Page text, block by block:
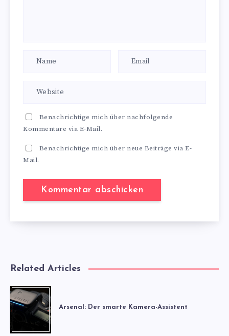
Benachrichtige mich über nachfolgende
Kommentare via E-Mail.
Benachrichtige mich über neue Beiträge via E-
Mail.
Related Articles
Arsenal: Der smarte Kamera-Assistent